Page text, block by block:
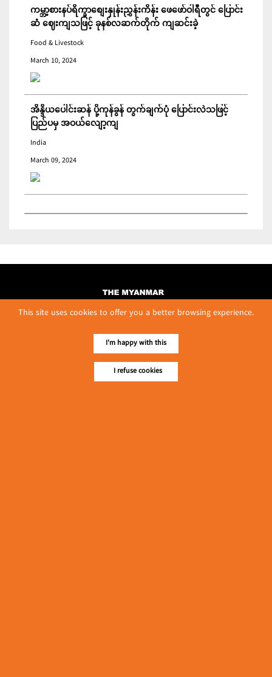
ကမ္ဘာ့စားနပ်ရိက္ခာစျေးနှုန်းညွှန်းကိန်း ဖေဖော်ဝါရီတွင် ပြောင်း
ဆံ ဈေးကျသဖြင့် ခုနစ်လဆက်တိုက် ကျဆင်းခဲ့
Food & Livestock
March 10, 2024
အိန္ဒိယပေါင်းဆန် ပို့ကုန်ခွန် တွက်ချက်ပုံ ပြောင်းလဲသဖြင့်
ပြည်ပမှ အဝယ်လျော့ကျ
India
March 09, 2024
No. 614, First Floor ( Left )
This site uses cookies to offer you a better browsing experience.
I'm happy with this
I refuse cookies